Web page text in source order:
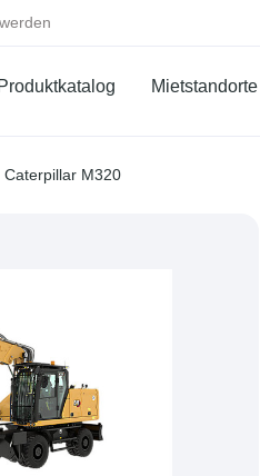
Produktkatalog Mietstandorte
Caterpillar M320